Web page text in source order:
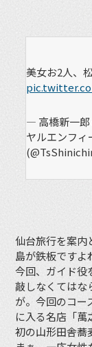
美女お2人、
— 高橋新一郎
ヤルエンフ
仙台旅行を案内
島が鉄板ですよ
今回、ガイド役
敲しなくてはな
が。今回のコー
に入る名店「萬
初の山形田舎蕎